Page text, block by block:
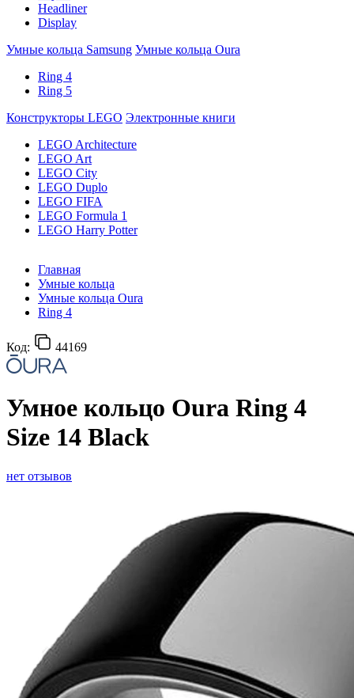
Headliner
Display
Умные кольца Samsung Умные кольца Oura
Ring 4
Ring 5
Конструкторы LEGO Электронные книги
LEGO Architecture
LEGO Art
LEGO City
LEGO Duplo
LEGO FIFA
LEGO Formula 1
LEGO Harry Potter
Главная
Умные кольца
Умные кольца Oura
Ring 4
Код: 44169
Умное кольцо Oura Ring 4
Size 14 Black
нет отзывов